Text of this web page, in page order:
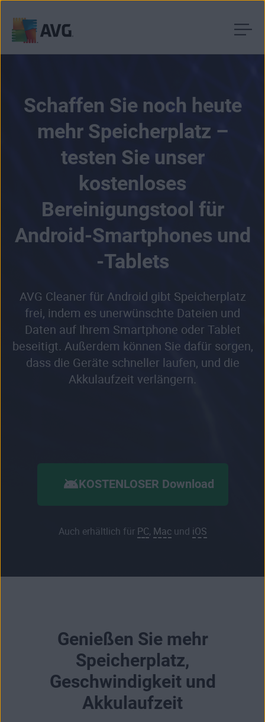
Schaffen Sie noch heute
mehr Speicherplatz –
testen Sie unser
kostenloses
Bereinigungstool für
Android-Smartphones und
-Tablets
AVG Cleaner für Android gibt Speicherplatz
frei, indem es unerwünschte Dateien und
Daten auf Ihrem Smartphone oder Tablet
beseitigt. Außerdem können Sie dafür sorgen,
dass die Geräte schneller laufen, und die
Akkulaufzeit verlängern.
KOSTENLOSER Download
Auch erhältlich für PC, Macund iOS
Genießen Sie mehr
Speicherplatz,
Geschwindigkeit und
Akkulaufzeit